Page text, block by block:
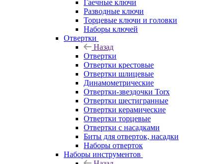
Гаечные ключи
Разводные ключи
Торцевые ключи и головки
Наборы ключей
Отвертки
Назад
Отвертки
Отвертки крестовые
Отвертки шлицевые
Динамометрические
Отвертки-звездочки Torx
Отвертки шестигранные
Отвертки керамические
Отвертки торцевые
Отвертки с насадками
Биты для отверток, насадки
Наборы отверток
Наборы инструментов